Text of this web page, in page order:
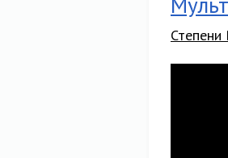
Степени